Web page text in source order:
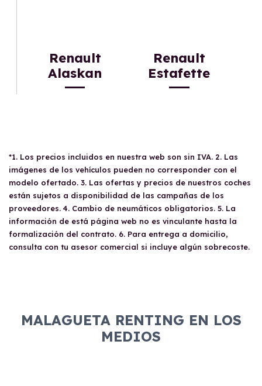
Renault
Alaskan
Renault
Estafette
*1. Los precios incluidos en nuestra web son sin IVA. 2. Las
imágenes de los vehículos pueden no corresponder con el
modelo ofertado. 3. Las ofertas y precios de nuestros coches
están sujetos a disponibilidad de las campañas de los
proveedores. 4. Cambio de neumáticos obligatorios. 5. La
información de está página web no es vinculante hasta la
formalización del contrato. 6. Para entrega a domicilio,
consulta con tu asesor comercial si incluye algún sobrecoste.
MALAGUETA RENTING EN LOS
MEDIOS